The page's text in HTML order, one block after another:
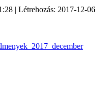
| Létrehozás: 2017-12-06